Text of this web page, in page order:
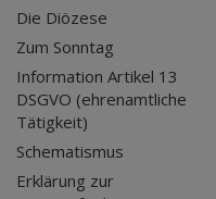
Die Diözese
Zum Sonntag
Information Artikel 13
DSGVO (ehrenamtliche
Tätigkeit)
Schematismus
Erklärung zur